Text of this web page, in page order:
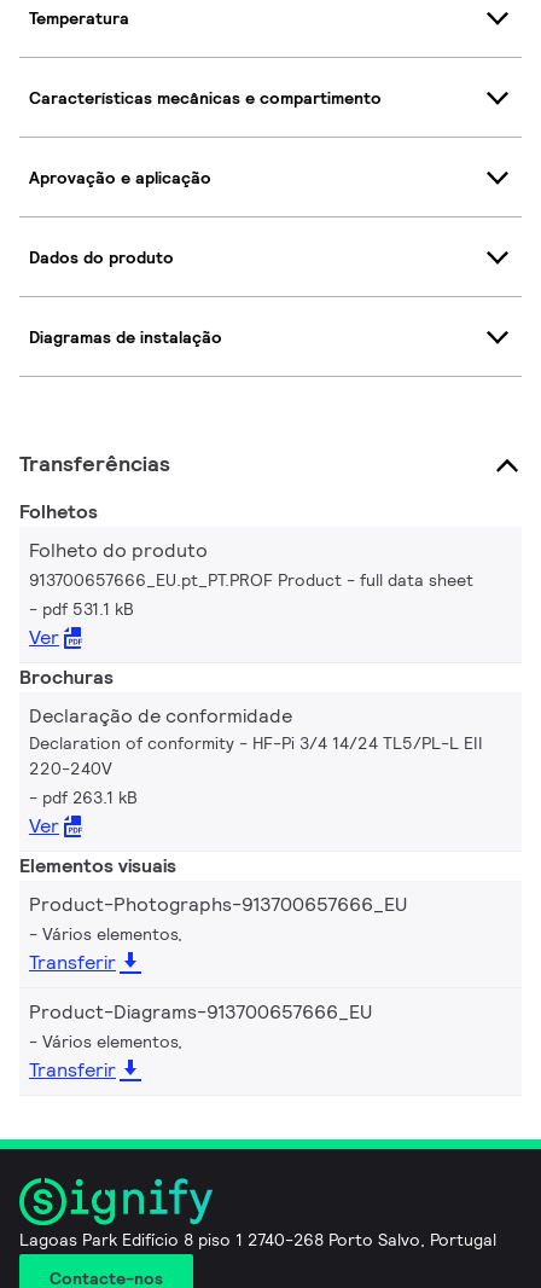
Temperatura
Características mecânicas e compartimento
Aprovação e aplicação
Dados do produto
Diagramas de instalação
Transferências
Folhetos
Folheto do produto
913700657666_EU.pt_PT.PROF Product - full data sheet
pdf 531.1 kB
Ver
Brochuras
Declaração de conformidade
Declaration of conformity - HF-Pi 3/4 14/24 TL5/PL-L EII
220-240V
pdf 263.1 kB
Ver
Elementos visuais
Product-Photographs-913700657666_EU
Vários elementos,
Transferir
Product-Diagrams-913700657666_EU
Vários elementos,
Transferir
Lagoas Park Edifício 8 piso 1 2740-268 Porto Salvo, Portugal
Contacte-nos